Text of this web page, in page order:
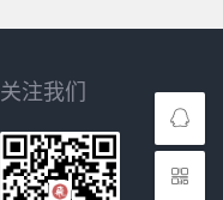
关注我们